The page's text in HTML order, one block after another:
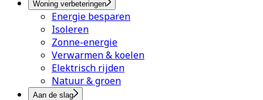
Woning verbeteringen
Energie besparen
Isoleren
Zonne-energie
Verwarmen & koelen
Elektrisch rijden
Natuur & groen
Aan de slag